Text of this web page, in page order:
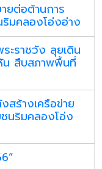
ยต่อต้านการ
มคลองโอ่งอ่าง
ะราชวัง ลุยเดิน
น สืบสภาพพื้นที่
ร้างเครือข่าย
นริมคลองโอ่ง